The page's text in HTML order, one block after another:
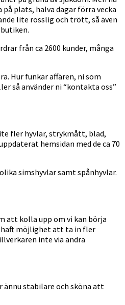
plats, halva dagar förra vecka
lite rosslig och trött, så även
från ca 2600 kunder, många
Hur funkar affären, ni som
så använder ni “kontakta oss”
fler hyvlar, strykmått, blad,
hemsidan med de ca 70
simshyvlar samt spånhyvlar.
att kolla upp om vi kan börja
haft möjlighet att ta in fler
inte via andra
ännu stabilare och sköna att